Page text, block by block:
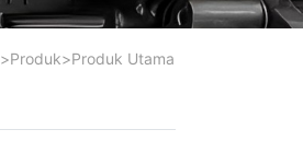
>Produk>Produk Utama